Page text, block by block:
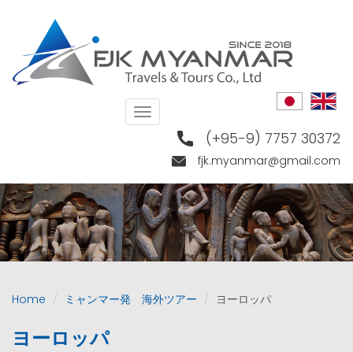
content
(+95-9) 7757 30372
fjk.myanmar@gmail.com
Toggle
navigation
Home ミャンマー発 海外ツアー ヨーロッパ
ヨーロッパ